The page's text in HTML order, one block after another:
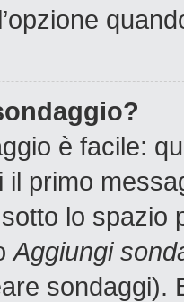
è facile:
il primo
lo spazio
Aggiungi
sondaggi).